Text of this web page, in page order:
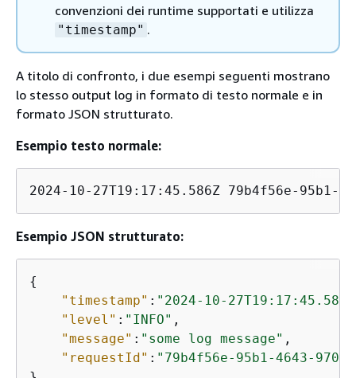
convenzioni dei runtime supportati e utilizza
"timestamp" .
A titolo di confronto, i due esempi seguenti mostrano
lo stesso output log in formato di testo normale e in
formato JSON strutturato.
Esempio testo normale:
2024-10-27T19:17:45.586Z 79b4f56e-95b1-
Esempio JSON strutturato:
{
"timestamp" : "2024-10-
"level" : "INFO" ,
"message" : "some log message" ,
"requestId" : "79b4f56e-95b1-4643-